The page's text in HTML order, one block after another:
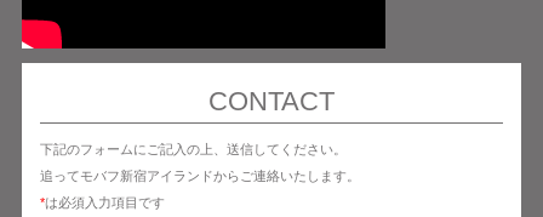
CONTACT
下記のフォームにご記入の上、送信してください。
追ってモバフ新宿アイランドからご連絡いたします。
*は必須入力項目です